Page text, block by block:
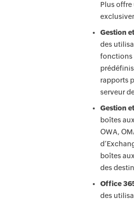
Plus
Gestion
des
fonctions
rapports
serveur
Gestion
boîtes
OWA,
boîtes
des
Office
des